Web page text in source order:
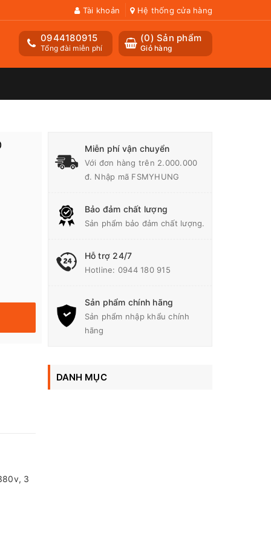
Tài khoản Hệ thống cửa hàng
(0) Sản phẩm
Giỏ hàng
0944180915
Tổng đài miễn phí
3
Miễn phí vận chuyển
Với đơn hàng trên 2.000.000
đ. Nhập mã FSMYHUNG
Bảo đảm chất lượng
Sản phẩm bảo đảm chất lượng.
Hỗ trợ 24/7
Hotline: 0944 180 915
Sản phẩm chính hãng
Sản phẩm nhập khẩu chính
hãng
DANH MỤC